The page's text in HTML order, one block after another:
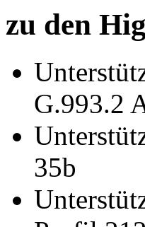
zu den
G.993.2
35b